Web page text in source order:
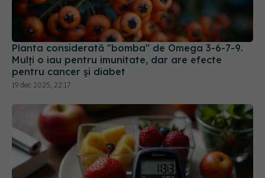
Planta considerată "bomba" de Omega 3-6-7-9.
Mulți o iau pentru imunitate, dar are efecte
pentru cancer și diabet
19 dec 2025, 22:17